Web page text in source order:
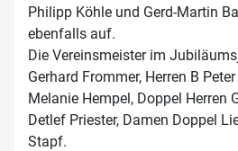
Philipp Köhle und Gerd-Martin
ebenfalls auf.
Die Vereinsmeister im
Gerhard Frommer, Herren B
Melanie Hempel, Doppel Herren
Detlef Priester, Damen Doppel
Stapf.